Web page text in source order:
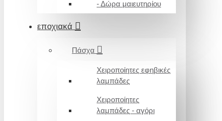
- Δώρα μαιευτηρίου
εποχιακά
Πάσχα
Χειροποίητες εφηβικές
λαμπάδες
Χειροποίητες
λαμπάδες - αγόρι